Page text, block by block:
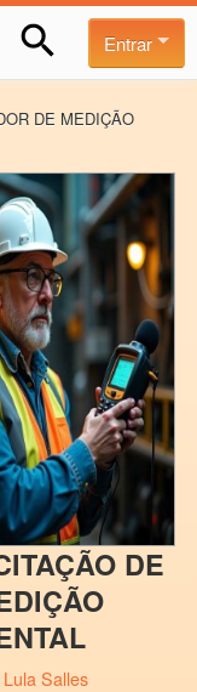
Entrar
DE MEDIÇÃO
DE
Salles